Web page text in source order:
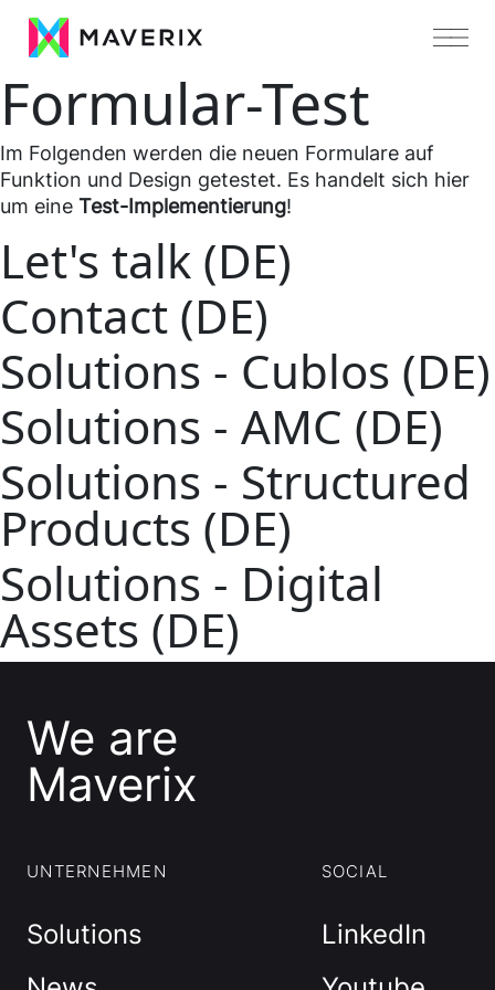
Formular-Test
Im Folgenden werden die neuen Formulare auf
Funktion und Design getestet. Es handelt sich hier
um eine Test-Implementierung!
Let's talk (DE)
Contact (DE)
Solutions - Cublos (DE)
Solutions - AMC (DE)
Solutions - Structured
Products (DE)
Solutions - Digital
Assets (DE)
We are
Maverix
UNTERNEHMEN
Solutions
SOCIAL
LinkedIn